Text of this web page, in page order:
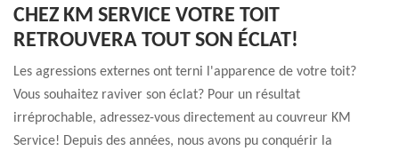
CHEZ KM SERVICE VOTRE TOIT
RETROUVERA TOUT SON ÉCLAT!
Les agressions externes ont terni l'apparence de votre toit?
Vous souhaitez raviver son éclat? Pour un résultat
irréprochable, adressez-vous directement au couvreur KM
Service! Depuis des années, nous avons pu conquérir la